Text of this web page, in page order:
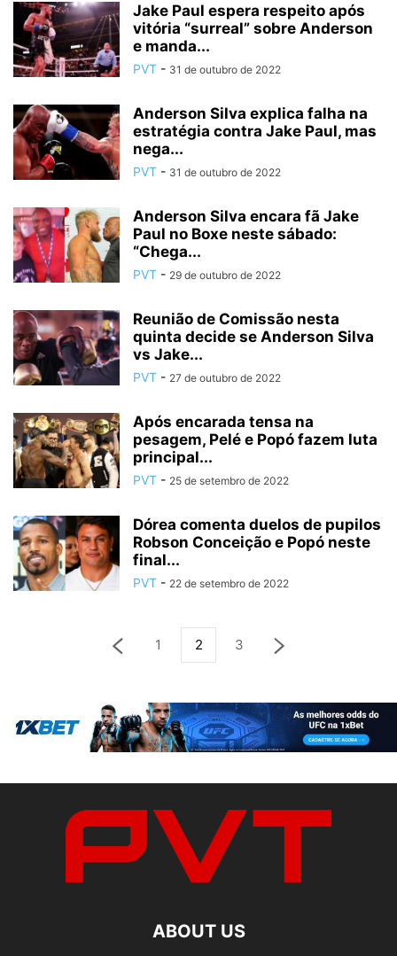
Jake Paul espera respeito após
vitória “surreal” sobre Anderson
e manda...
PVT - 31 de outubro de 2022
Anderson Silva explica falha na
estratégia contra Jake Paul, mas
nega...
PVT - 31 de outubro de 2022
Anderson Silva encara fã Jake
Paul no Boxe neste sábado:
“Chega...
PVT - 29 de outubro de 2022
Reunião de Comissão nesta
quinta decide se Anderson Silva
vs Jake...
PVT - 27 de outubro de 2022
Após encarada tensa na
pesagem, Pelé e Popó fazem luta
principal...
PVT - 25 de setembro de 2022
Dórea comenta duelos de pupilos
Robson Conceição e Popó neste
final...
PVT - 22 de setembro de 2022
1 2 3
ABOUT US